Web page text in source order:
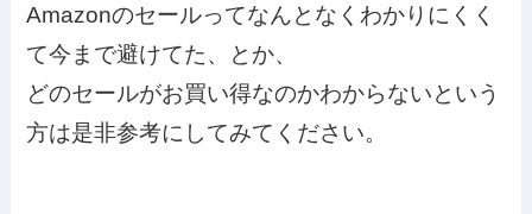
Amazonのセールってなんとなくわかりにくく
て今まで避けてた、とか、
どのセールがお買い得なのかわからないという
方は是非参考にしてみてください。